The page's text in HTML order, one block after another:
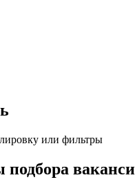
или фильтры